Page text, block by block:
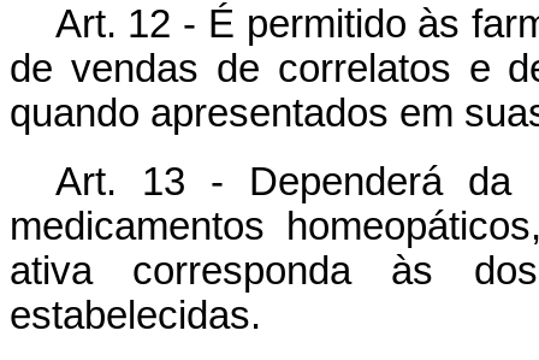
Art. 12 - É permitido às
de vendas de correlatos e
quando apresentados em
Art. 13 - Dependerá da
medicamentos
ativa corresponda às
estabelecidas.